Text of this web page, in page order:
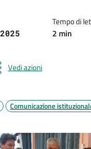
Tempo di
2 min
Vedi azioni
Comunicazione